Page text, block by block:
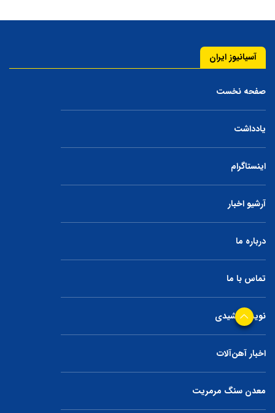
آسیانیوز ایران
صفحه نخست
یادداشت
اینستاگرام
آرشیو اخبار
درباره ما
تماس با ما
نوید جمشیدی
اخبار آهن‌آلات
معدن سنگ مرمریت